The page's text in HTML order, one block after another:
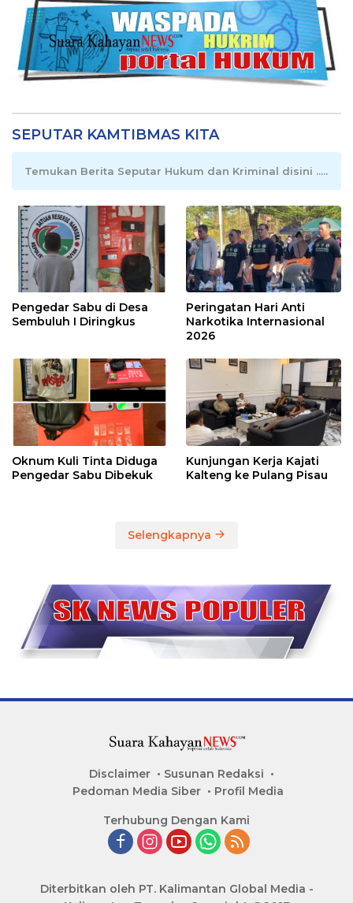
SEPUTAR KAMTIBMAS KITA
Temukan Berita Seputar Hukum dan Kriminal disini .....
Pengedar Sabu di Desa
Sembuluh I Diringkus
Peringatan Hari Anti
Narkotika Internasional
2026
Oknum Kuli Tinta Diduga
Pengedar Sabu Dibekuk
Kunjungan Kerja Kajati
Kalteng ke Pulang Pisau
Selengkapnya
Disclaimer
Susunan Redaksi
Pedoman Media Siber
Profil Media
Terhubung Dengan Kami
Diterbitkan oleh PT. Kalimantan Global Media -